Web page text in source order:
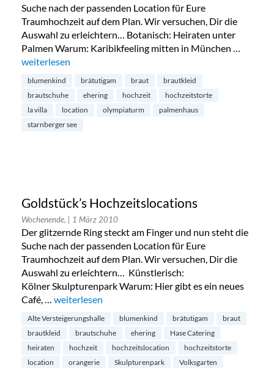
Suche nach der passenden Location für Eure
Traumhochzeit auf dem Plan. Wir versuchen, Dir die
Auswahl zu erleichtern… Botanisch: Heiraten unter
Palmen Warum: Karibikfeeling mitten in München …
„Goldstück´s Hochzeitslocations“
weiterlesen
blumenkind brätutigam braut
brautkleid
brautschuhe
ehering hochzeit
hochzeitstorte
la villa
location olympiaturm
palmenhaus
starnberger see
Goldstück’s Hochzeitslocations
Wochenende, | 1 März 2010
Der glitzernde Ring steckt am Finger und nun steht die
Suche nach der passenden Location für Eure
Traumhochzeit auf dem Plan. Wir versuchen, Dir die
Auswahl zu erleichtern… Künstlerisch:
Kölner Skulpturenpark Warum: Hier gibt es ein neues
Café, … „Goldstück’s Hochzeitslocations“
weiterlesen
Alte Versteigerungshalle blumenkind brätutigam
braut
brautkleid
brautschuhe ehering
Hase Catering
heiraten
hochzeit hochzeitslocation
hochzeitstorte
location
orangerie Skulpturenpark Volksgarten